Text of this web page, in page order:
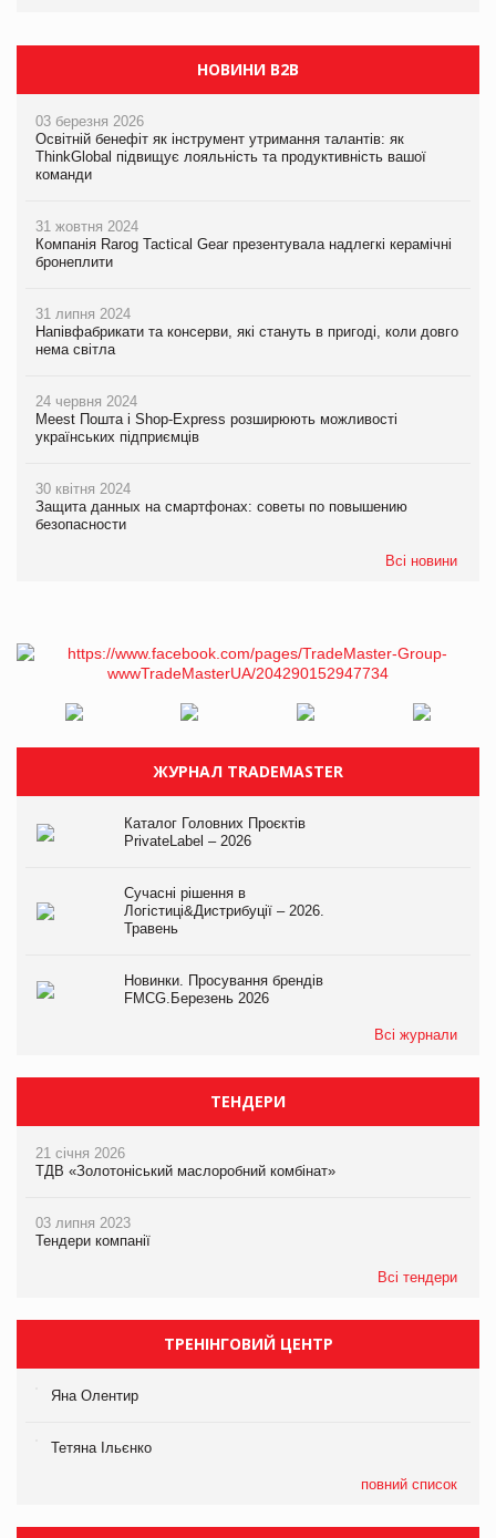
НОВИНИ B2B
03 березня 2026
Освітній бенефіт як інструмент утримання талантів: як
ThinkGlobal підвищує лояльність та продуктивність вашої
команди
31 жовтня 2024
Компанія Rarog Tactical Gear презентувала надлегкі керамічні
бронеплити
31 липня 2024
Напівфабрикати та консерви, які стануть в пригоді, коли довго
нема світла
24 червня 2024
Meest Пошта і Shop-Express розширюють можливості
українських підприємців
30 квітня 2024
Защита данных на смартфонах: советы по повышению
безопасности
Всі новини
ЖУРНАЛ TRADEMASTER
Каталог Головних Проєктів
PrivateLabel – 2026
Сучасні рішення в
Логістиці&Дистрибуції – 2026.
Травень
Новинки. Просування брендів
FMCG.Березень 2026
Всі журнали
ТЕНДЕРИ
21 січня 2026
ТДВ «Золотоніський маслоробний комбінат»
03 липня 2023
Тендери компанії
Всі тендери
ТРЕНІНГОВИЙ ЦЕНТР
Яна Олентир
Тетяна Ільєнко
повний список